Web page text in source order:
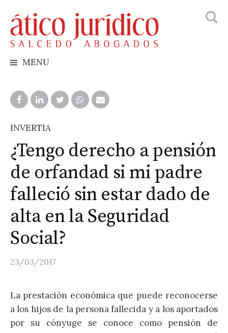
to
content
MENU
INVERTIA
¿Tengo derecho a pensión
de orfandad si mi padre
falleció sin estar dado de
alta en la Seguridad
Social?
23/03/2017
La prestación económica que puede reconocerse
a los hijos de la persona fallecida y a los aportados
por su cónyuge se conoce como pensión de